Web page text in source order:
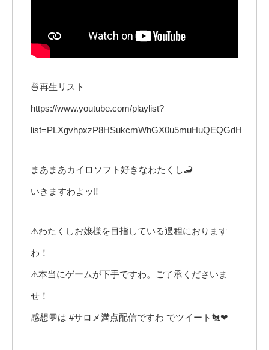
🍜再生リスト
https://www.youtube.com/playlist?
list=PLXgvhpxzP8HSukcmWhGX0u5muHuQEQGdH
まあまあカイロソフト好きなわたくし🦂
いきますわよッ‼
⚠わたくしお嬢様を目指している過程におります
わ！
⚠本当にゲームが下手ですわ。ご了承くださいま
せ！
感想💬は #サロメ満点配信ですわ でツイート🐔❤